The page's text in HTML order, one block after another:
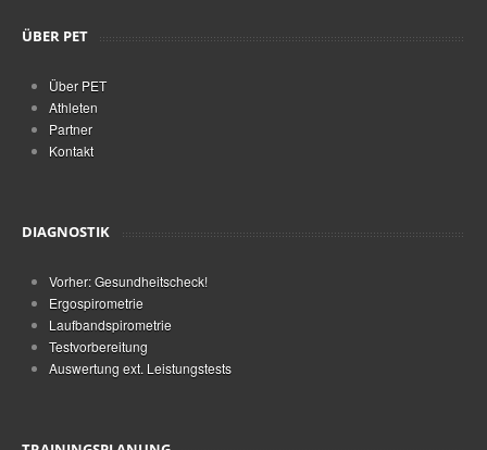
ÜBER PET
Über PET
Athleten
Partner
Kontakt
DIAGNOSTIK
Vorher: Gesundheitscheck!
Ergospirometrie
Laufbandspirometrie
Testvorbereitung
Auswertung ext. Leistungstests